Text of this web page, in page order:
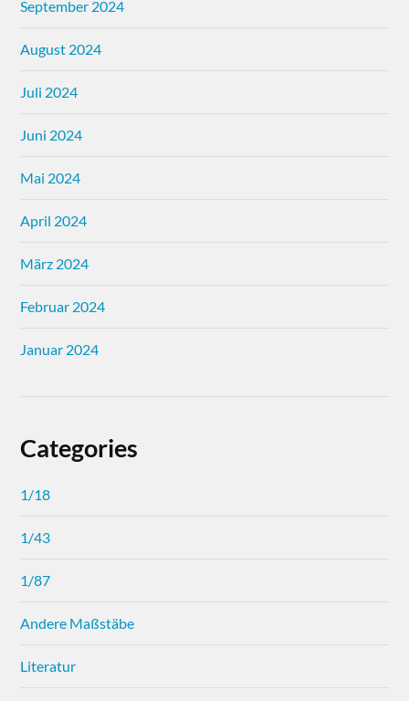
September 2024
August 2024
Juli 2024
Juni 2024
Mai 2024
April 2024
März 2024
Februar 2024
Januar 2024
Categories
1/18
1/43
1/87
Andere Maßstäbe
Literatur